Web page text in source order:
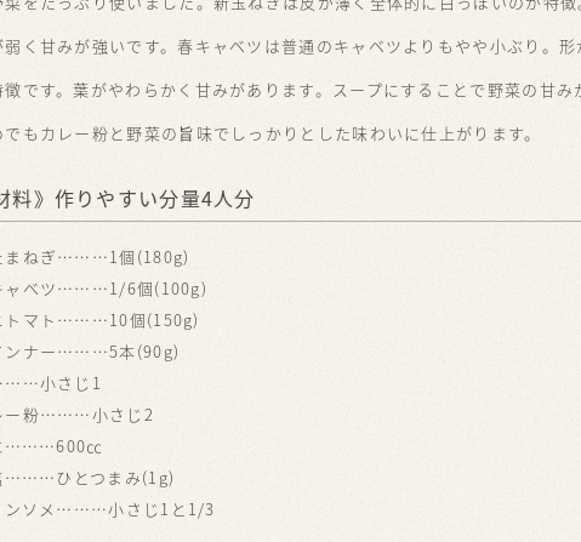
弱く甘みが強いです。春キャベツは普通のキャベツよりもやや小ぶり。
徴です。葉がやわらかく甘みがあります。スープにすることで野菜の甘
でもカレー粉と野菜の旨味でしっかりとした味わいに仕上がります。
料》作りやすい分量4人分
ねぎ
1個(180g)
ベツ
1/6個(100g)
マト
10個(150g)
ナー
5本(90g)
小さじ1
ー粉
小さじ2
600㏄
ひとつまみ(1g)
ソメ
小さじ1と1/3